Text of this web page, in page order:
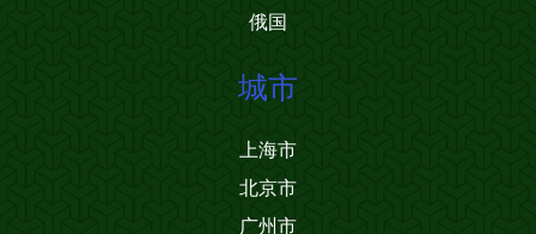
俄国
城市
上海市
北京市
广州市